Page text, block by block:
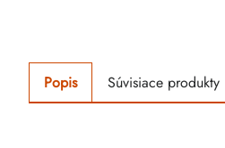
Popis Súvisiace produkty